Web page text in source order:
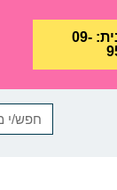
הזמנה טלפונית: 09-